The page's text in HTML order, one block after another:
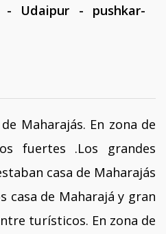
- Udaipur - pushkar-
Maharajás. En zona de
fuertes .Los grandes
casa de Maharajás
casa de Maharajá y gran
turísticos. En zona de